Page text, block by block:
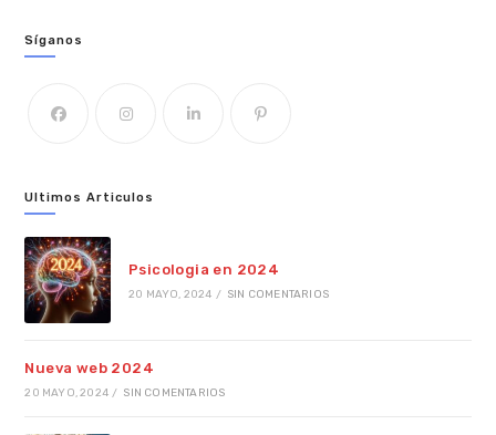
Síganos
Ultimos Articulos
Psicologia en 2024
20 MAYO, 2024 / SIN COMENTARIOS
Nueva web 2024
20 MAYO, 2024 / SIN COMENTARIOS